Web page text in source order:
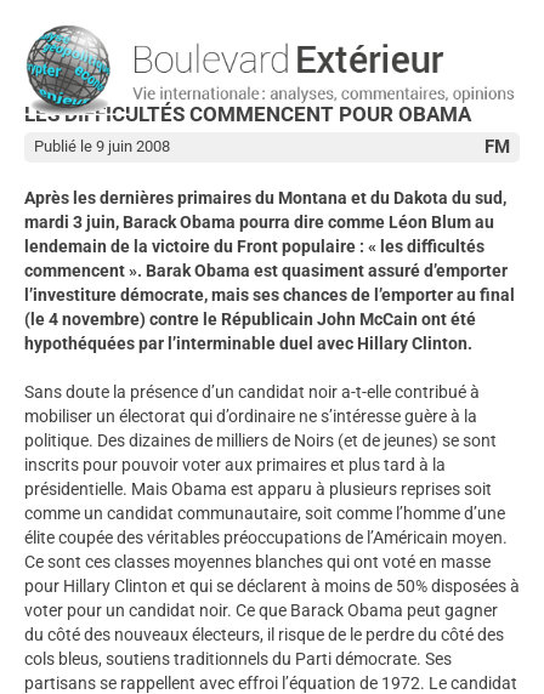
LES DIFFICULTÉS COMMENCENT POUR OBAMA
FM
Publié le 9 juin 2008
Après les dernières primaires du Montana et du Dakota du sud,
mardi 3 juin, Barack Obama pourra dire comme Léon Blum au
lendemain de la victoire du Front populaire : « les difficultés
commencent ». Barak Obama est quasiment assuré d’emporter
l’investiture démocrate, mais ses chances de l’emporter au final
(le 4 novembre) contre le Républicain John McCain ont été
hypothéquées par l’interminable duel avec Hillary Clinton.
Sans doute la présence d’un candidat noir a-t-elle contribué à
mobiliser un électorat qui d’ordinaire ne s’intéresse guère à la
politique. Des dizaines de milliers de Noirs (et de jeunes) se sont
inscrits pour pouvoir voter aux primaires et plus tard à la
présidentielle. Mais Obama est apparu à plusieurs reprises soit
comme un candidat communautaire, soit comme l’homme d’une
élite coupée des véritables préoccupations de l’Américain moyen.
Ce sont ces classes moyennes blanches qui ont voté en masse
pour Hillary Clinton et qui se déclarent à moins de 50% disposées à
voter pour un candidat noir. Ce que Barack Obama peut gagner
du côté des nouveaux électeurs, il risque de le perdre du côté des
cols bleus, soutiens traditionnels du Parti démocrate. Ses
partisans se rappellent avec effroi l’équation de 1972. Le candidat